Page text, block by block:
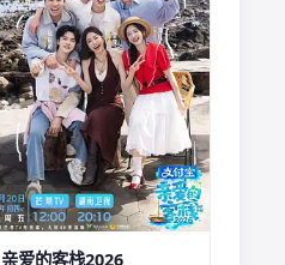
亲爱的客栈2026